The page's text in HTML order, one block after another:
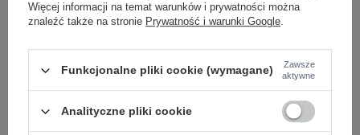
Zadzwoń+48 601 547 740 Zadaj pytanie
skład materiału : 60% wiskoza, 40% elastan
sposób prania : pranie w pralce w 30°C
ITALY MODA
Więcej informacji na temat warunków i prywatności można
znaleźć także na stronie Prywatność i warunki Google.
Funkcjonalne pliki cookie (wymagane)
Zawsze
aktywne
Analityczne pliki cookie